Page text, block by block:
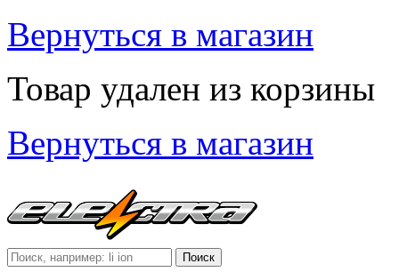
Вернуться в магазин
Товар удален из корзины
Вернуться в магазин